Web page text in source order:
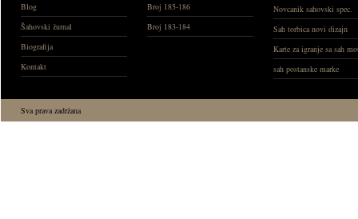
Blog
Šahovski žurnal
Biografija
Kontakt
Broj 185-186
Broj 183-184
Novcanik sahovski spec.
Sah torbica novi dizajn
Karte za igranje sa sah
sah postanske marke
Sva prava zadržana